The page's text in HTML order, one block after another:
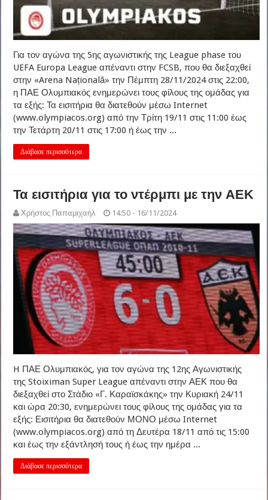
Για τον αγώνα της 5ης αγωνιστικής της League phase του
UEFA Europa League απέναντι στην FCSB, που θα διεξαχθεί
στην «Arena Națională» την Πέμπτη 28/11/2024 στις 22:00,
η ΠΑΕ Ολυμπιακός ενημερώνει τους φίλους της ομάδας για
τα εξής: Τα εισιτήρια θα διατεθούν μέσω Internet
(www.olympiacos.org) από την Τρίτη 19/11 στις 11:00 έως
την Τετάρτη 20/11 στις 17:00 ή έως την ...
Διάβασε περισσότερα
Τα εισιτήρια για το ντέρμπι με την ΑΕΚ
Χρήστος Παπαμιχαήλ 14:50 - 16/11/2024
H ΠΑΕ Ολυμπιακός, για τον αγώνα της 12ης Αγωνιστικής
της Stoiximan Super League απέναντι στην ΑΕΚ που θα
διεξαχθεί στο Στάδιο «Γ. Καραϊσκάκης» την Κυριακή 24/11
και ώρα 20:30, ενημερώνει τους φίλους της ομάδας για τα
εξής: Εισιτήρια θα διατεθούν ΜΟΝΟ μέσω Internet
(www.olympiacos.org) από τη Δευτέρα 18/11 από τις 15:00
και έως την εξάντλησή τους ή έως την ημέρα ...
Διάβασε περισσότερα